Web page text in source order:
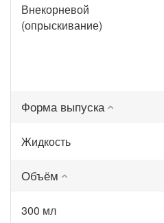
Внекорневой
(опрыскивание)
Форма выпуска
Жидкость
Объём
300 мл